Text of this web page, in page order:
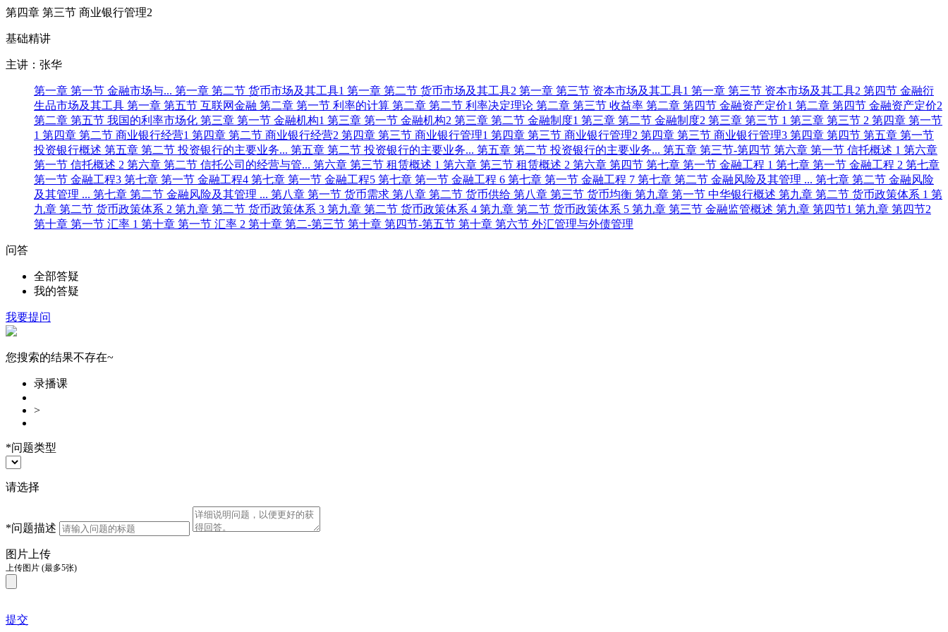
第四章 第三节 商业银行管理2
基础精讲
主讲：张华
第一章 第一节 金融市场与... 第一章 第二节 货币市场及其工具1 第一章 第二节 货币市场及其工具2 第一章 第三节 资本市场及其工具1 第一章 第三节 资本市场及其工具2 第四节 金融衍
生品市场及其工具 第一章 第五节 互联网金融 第二章 第一节 利率的计算 第二章 第二节 利率决定理论 第二章 第三节 收益率 第二章 第四节 金融资产定价1 第二章 第四节 金融资产定价2
第二章 第五节 我国的利率市场化 第三章 第一节 金融机构1 第三章 第一节 金融机构2 第三章 第二节 金融制度1 第三章 第二节 金融制度2 第三章 第三节 1 第三章 第三节 2 第四章 第一节
1 第四章 第二节 商业银行经营1 第四章 第二节 商业银行经营2 第四章 第三节 商业银行管理1 第四章 第三节 商业银行管理2 第四章 第三节 商业银行管理3 第四章 第四节 第五章 第一节
投资银行概述 第五章 第二节 投资银行的主要业务... 第五章 第二节 投资银行的主要业务... 第五章 第二节 投资银行的主要业务... 第五章 第三节-第四节 第六章 第一节 信托概述 1 第六章
第一节 信托概述 2 第六章 第二节 信托公司的经营与管... 第六章 第三节 租赁概述 1 第六章 第三节 租赁概述 2 第六章 第四节 第七章 第一节 金融工程 1 第七章 第一节 金融工程 2 第七章
第一节 金融工程3 第七章 第一节 金融工程4 第七章 第一节 金融工程5 第七章 第一节 金融工程 6 第七章 第一节 金融工程 7 第七章 第二节 金融风险及其管理 ... 第七章 第二节 金融风险
及其管理 ... 第七章 第二节 金融风险及其管理 ... 第八章 第一节 货币需求 第八章 第二节 货币供给 第八章 第三节 货币均衡 第九章 第一节 中华银行概述 第九章 第二节 货币政策体系 1 第
九章 第二节 货币政策体系 2 第九章 第二节 货币政策体系 3 第九章 第二节 货币政策体系 4 第九章 第二节 货币政策体系 5 第九章 第三节 金融监管概述 第九章 第四节1 第九章 第四节2
第十章 第一节 汇率 1 第十章 第一节 汇率 2 第十章 第二-第三节 第十章 第四节-第五节 第十章 第六节 外汇管理与外债管理
问答
全部答疑
我的答疑
我要提问
您搜索的结果不存在~
录播课
>
*问题类型
请选择
*问题描述
图片上传
上传图片 (最多5张)
提交